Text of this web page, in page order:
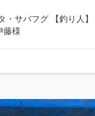
・サバフグ 【釣り人
藤様